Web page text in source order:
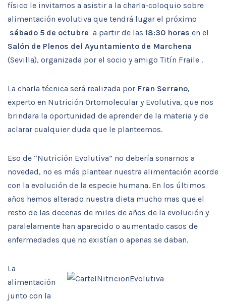
físico le invitamos a asistir a la charla-coloquio sobre
alimentación evolutiva que tendrá lugar el próximo
sábado 5 de octubre a partir de las 18:30 horas en el
Salón de Plenos del Ayuntamiento de Marchena
(Sevilla), organizada por el socio y amigo Titín Fraile .
La charla técnica será realizada por Fran Serrano,
experto en Nutrición Ortomolecular y Evolutiva, que nos
brindara la oportunidad de aprender de la materia y de
aclarar cualquier duda que le planteemos.
Eso de “Nutrición Evolutiva” no debería sonarnos a
novedad, no es más plantear nuestra alimentación acorde
con la evolución de la especie humana. En los últimos
años hemos alterado nuestra dieta mucho mas que el
resto de las decenas de miles de años de la evolución y
paralelamente han aparecido o aumentado casos de
enfermedades que no existían o apenas se daban.
La
alimentación
junto con la